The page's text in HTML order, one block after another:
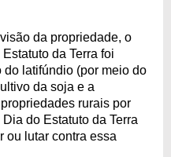
da propriedade, o
da Terra foi
latifúndio (por meio do
da soja e a
rurais por
do Estatuto da Terra
ou lutar contra essa